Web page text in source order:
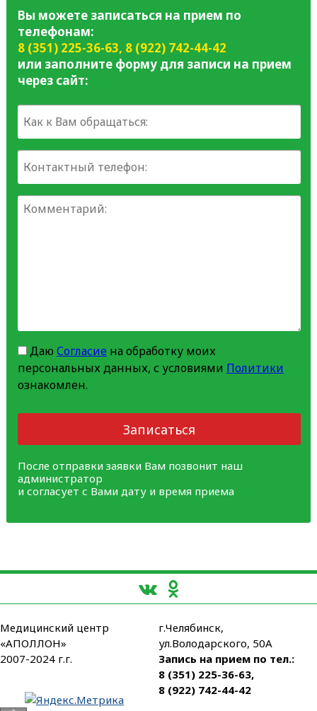
Вы можете записаться на прием по
телефонам:
8 (351) 225-36-63, 8 (922) 742-44-42
или заполните форму для записи на прием
через сайт:
Даю Согласиена обработку моих
персональных данных, с условиями Политики
ознакомлен.
Записаться
После отправки заявки Вам позвонит наш
администратор
и согласует с Вами дату и время приема
Медицинский центр
«АПОЛЛОН»
2007-2024 г.г.
г.Челябинск,
ул.Володарского, 50А
Запись на прием по тел.:
8 (351) 225-36-63,
8 (922) 742-44-42